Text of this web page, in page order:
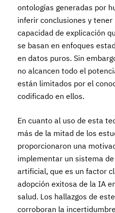
ontologías generadas por
inferir conclusiones y tener
capacidad de explicación
se basan en enfoques
en datos puros. Sin
no alcancen todo el
están limitados por el
codificado en ellos.
En cuanto al uso de esta
más de la mitad de los
proporcionaron una
implementar un sistema
artificial, que es un factor
adopción exitosa de la IA
salud. Los hallazgos de
corroboran la